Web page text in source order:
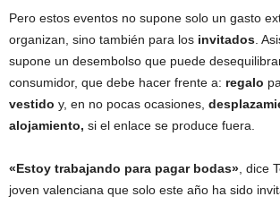
Pero estos eventos no supone solo un gasto
organizan, sino también para los invitados .
supone un desembolso que puede
consumidor, que debe hacer frente a: regalo
vestido y, en no pocas ocasiones,
alojamiento, si el enlace se produce fuera.
«Estoy trabajando para pagar bodas» , dice
joven valenciana que solo este año ha sido